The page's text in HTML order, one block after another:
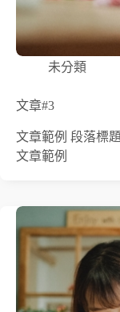
未分類
文章#3
文章範例 段落標
文章範例